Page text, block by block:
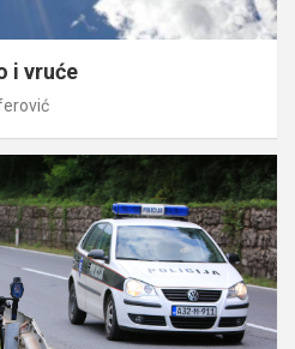
i vruće